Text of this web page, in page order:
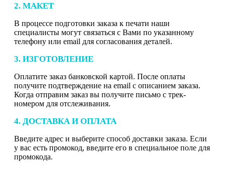
2. МАКЕТ
В процессе подготовки заказа к печати наши
специалисты могут связаться с Вами по указанному
телефону или email для согласования деталей.
3. ИЗГОТОВЛЕНИЕ
Оплатите заказ банковской картой. После оплаты
получите подтверждение на email с описанием заказа.
Когда отправим заказ вы получите письмо с трек-
номером для отслеживания.
4. ДОСТАВКА И ОПЛАТА
Введите адрес и выберите способ доставки заказа. Если
у вас есть промокод, введите его в специальное поле для
промокода.